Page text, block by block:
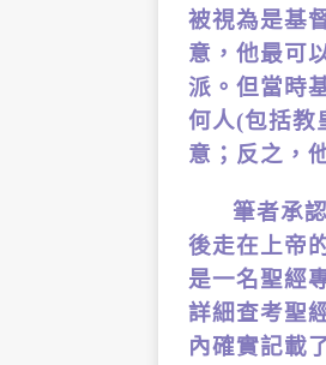
被視為是基
意，他最可
派。但當時
何人(包括教
意；反之，
筆者承
後走在上帝
是一名聖經
詳細查考聖
內確實記載